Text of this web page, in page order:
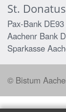
St.
Pax-Bank
Aachenr Bank
Sparkasse
© Bistum